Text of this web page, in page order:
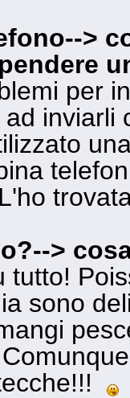
>
per
inviarli
>
tutto!
sono